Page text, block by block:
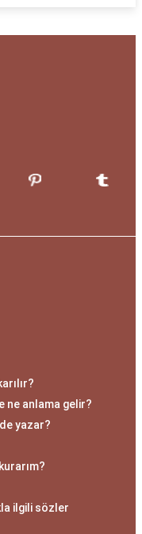
ne anlama gelir?
yazar?
ilgili sözler